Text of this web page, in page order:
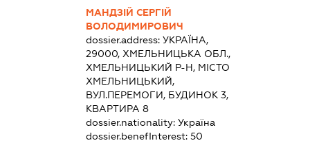
МАНДЗІЙ СЕРГІЙ
ВОЛОДИМИРОВИЧ
dossier.address:УКРАЇНА,
29000, ХМЕЛЬНИЦЬКА ОБЛ.,
ХМЕЛЬНИЦЬКИЙ Р-Н, МІСТО
ХМЕЛЬНИЦЬКИЙ,
ВУЛ.ПЕРЕМОГИ, БУДИНОК 3,
КВАРТИРА 8
dossier.nationality:Україна
dossier.benefInterest:50